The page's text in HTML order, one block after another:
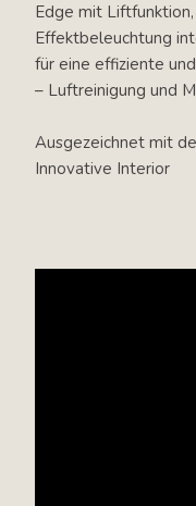
Edge mit
Effektbeleuchtung
für eine effiziente
– Luftreinigung und
Ausgezeichnet mit
Innovative Interior